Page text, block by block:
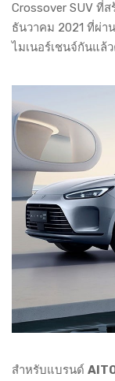
Crossover SUV ที่
ธันวาคม 2021 ที่ผ่า
ไมเนอร์เชนจ์กันแล้
สำหรับแบรนด์